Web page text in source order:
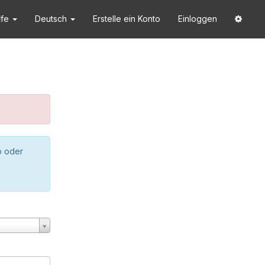
Deutsch Erstelle ein Konto Einloggen
oder